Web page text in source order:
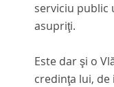
serviciu public
asupriţi.
Este dar şi o
credinţa lui, de